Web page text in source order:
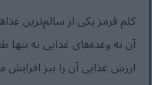
کلم قرمز یکی از سالم‌ترین
آن به وعده‌های غذایی نه تنها
ارزش غذایی آن را نیز